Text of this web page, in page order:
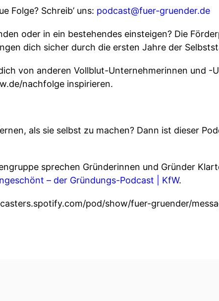
Folge? Schreib’ uns: ⁠⁠podcast@fuer-gruender.de
oder in ein bestehendes einsteigen? Die
dich sicher durch die ersten Jahre der
von anderen Vollblut-Unternehmerinnen und -
nachfolge⁠⁠ inspirieren.
als sie selbst zu machen? Dann ist dieser
sprechen Gründerinnen und Gründer
– der Gründungs-Podcast | KfW⁠⁠.
pod/show/fuer-gruender/